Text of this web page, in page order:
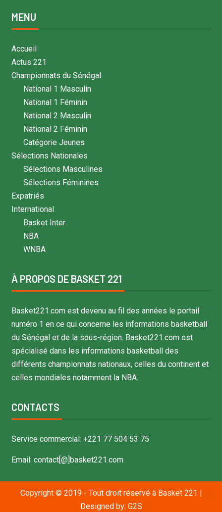
MENU
Accueil
Actus 221
Championnats du Sénégal
National 1 Masculin
National 1 Féminin
National 2 Masculin
National 2 Féminin
Catégorie Jeunes
Sélections Nationales
Sélections Masculines
Sélections Féminines
Expatriés
International
Basket Inter
NBA
WNBA
À PROPOS DE BASKET 221
Basket221.com est devenu au fil des années le portail
numéro 1 en ce qui concerne les informations basketball
du Sénégal et de la sous-région. Basket221.com est
spécialisé dans les informations basketball des
différents championnats nationaux, celles du continent et
celles mondiales notamment la NBA.
CONTACTS
Service commercial: +221 77 504 53 75
Email: contact[@]basket221.com
Copyright © 2019 - Tout droit réservé à Basket 221 |
Designed by: G2S